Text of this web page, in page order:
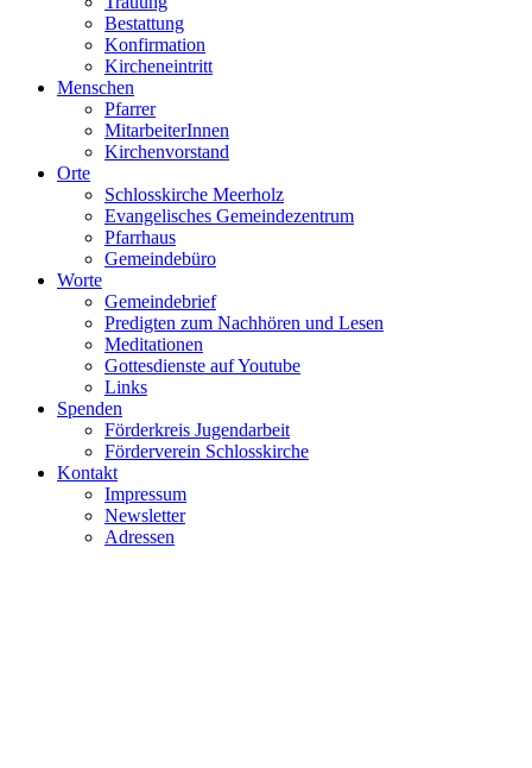
Bestattung
Konfirmation
Kircheneintritt
Menschen
Pfarrer
MitarbeiterInnen
Kirchenvorstand
Orte
Schlosskirche Meerholz
Evangelisches Gemeindezentrum
Pfarrhaus
Gemeindebüro
Worte
Gemeindebrief
Predigten zum Nachhören und Lesen
Meditationen
Gottesdienste auf Youtube
Links
Spenden
Förderkreis Jugendarbeit
Förderverein Schlosskirche
Kontakt
Impressum
Newsletter
Adressen